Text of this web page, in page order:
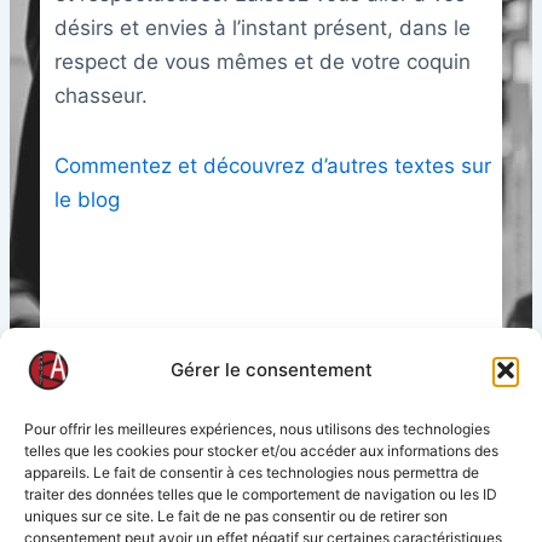
Gérer le consentement
Pour offrir les meilleures expériences, nous utilisons des technologies
telles que les cookies pour stocker et/ou accéder aux informations des
appareils. Le fait de consentir à ces technologies nous permettra de
traiter des données telles que le comportement de navigation ou les ID
uniques sur ce site. Le fait de ne pas consentir ou de retirer son
consentement peut avoir un effet négatif sur certaines caractéristiques
désirs et envies à l’instant présent, dans le
respect de vous mêmes et de votre coquin
chasseur.
Commentez et découvrez d’autres textes sur
le blog
Updated on décembre 29, 2024
What are your Feelings